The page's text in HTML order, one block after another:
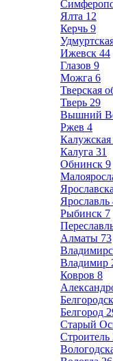
Ялта 12
Керчь 9
Ижевск 44
Глазов 9
Можга 6
Тверская
Тверь 29
Вышний
Ржев 4
Калужская
Калуга 31
Обнинск 9
Ярославль
Рыбинск 7
Алматы 73
Владимир
Ковров 8
Белгород
Старый
Строитель